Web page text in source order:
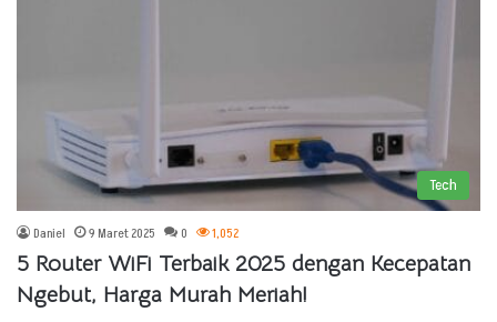
Tech
Daniel 9 Maret 2025 0 1,052
5 Router WiFi Terbaik 2025 dengan Kecepatan
Ngebut, Harga Murah Meriah!